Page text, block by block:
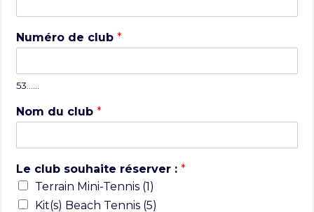
Numéro de club*
53……
Nom du club*
Le club souhaite réserver :*
Terrain Mini-Tennis (1)
Kit(s) Beach Tennis (5)